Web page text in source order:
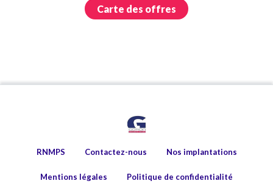
Carte des offres
RNMPS Contactez-nous Nos implantations
Mentions légales Politique de confidentialité